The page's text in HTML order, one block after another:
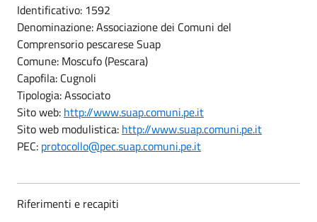
Identificativo: 1592
Denominazione: Associazione dei Comuni del
Comprensorio pescarese Suap
Comune: Moscufo (Pescara)
Capofila: Cugnoli
Tipologia: Associato
Sito web: http://www.suap.comuni.pe.it
Sito web modulistica: http://www.suap.comuni.pe.it
PEC: protocollo@pec.suap.comuni.pe.it
Riferimenti e recapiti